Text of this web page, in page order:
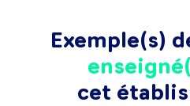
Exemple(s)
cet